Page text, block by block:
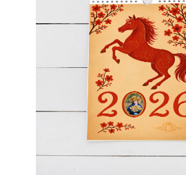
20х30
30х30
30х40
А4
Фото
рамке
10х10
10×15
13×18
15×15
15×20
20×20